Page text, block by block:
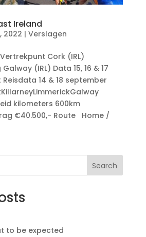
Ireland
2022 | Verslagen
Cork (IRL)
(IRL) Data 15, 16 & 17
14 & 18 september
kilometers 600km
€40.500,- Route Home /
Search
to be expected